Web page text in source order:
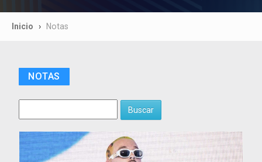
Inicio Notas
NOTAS
Buscar